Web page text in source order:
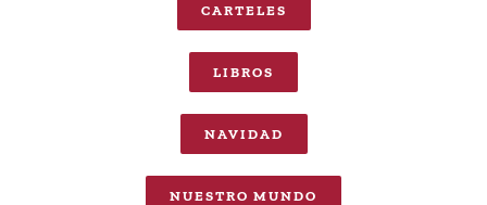
CARTELES
LIBROS
NAVIDAD
NUESTRO MUNDO